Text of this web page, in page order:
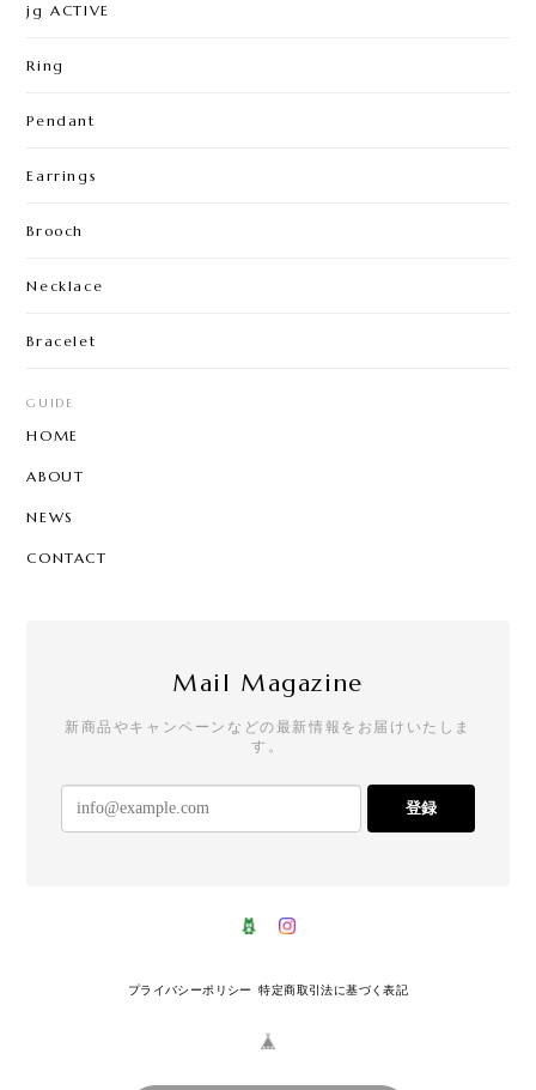
jg ACTIVE
Ring
Pendant
Earrings
Brooch
Necklace
Bracelet
GUIDE
HOME
ABOUT
NEWS
CONTACT
Mail Magazine
新商品やキャンペーンなどの最新情報をお届けいたしま
す。
登録
プライバシーポリシー 特定商取引法に基づく表記